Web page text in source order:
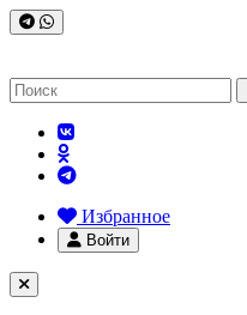
Избранное
Войти